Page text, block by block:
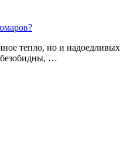
тепло, но и надоедливых
безобидны, …